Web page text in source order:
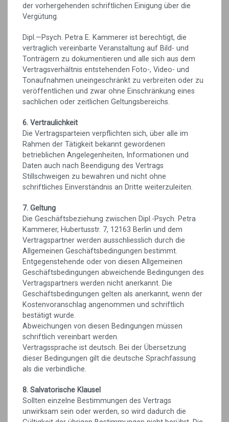
der vorhergehenden schriftlichen Einigung über die
Vergütung.
Dipl.—Psych. Petra E. Kammerer ist berechtigt, die
vertraglich vereinbarte Veranstaltung auf Bild- und
Tonträgern zu dokumentieren und alle sich aus dem
Vertragsverhältnis entstehenden Foto-, Video- und
Tonaufnahmen uneingeschränkt zu verbreiten oder zu
veröffentlichen und zwar ohne Einschränkung eines
sachlichen oder zeitlichen Geltungsbereichs.
6. Vertraulichkeit
Die Vertragsparteien verpflichten sich, über alle im
Rahmen der Tätigkeit bekannt gewordenen
betrieblichen Angelegenheiten, Informationen und
Daten auch nach Beendigung des Vertrags
Stillschweigen zu bewahren und nicht ohne
schriftliches Einverständnis an Dritte weiterzuleiten.
7. Geltung
Die Geschäftsbeziehung zwischen Dipl.-Psych. Petra
Kammerer, Hubertusstr. 7, 12163 Berlin und dem
Vertragspartner werden ausschliesslich durch die
Allgemeinen Geschäftsbedingungen bestimmt.
Entgegenstehende oder von diesen Allgemeinen
Geschäftsbedingungen abweichende Bedingungen des
Vertragspartners werden nicht anerkannt. Die
Geschäftsbedingungen gelten als anerkannt, wenn der
Kostenvoranschlag angenommen und schriftlich
bestätigt wurde.
Abweichungen von diesen Bedingungen müssen
schriftlich vereinbart werden.
Vertragssprache ist deutsch. Bei der Übersetzung
dieser Bedingungen gilt die deutsche Sprachfassung
als die verbindliche.
8. Salvatorische Klausel
Sollten einzelne Bestimmungen des Vertrags
unwirksam sein oder werden, so wird dadurch die